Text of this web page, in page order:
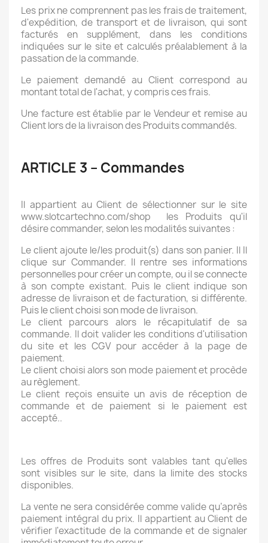
Les prix ne comprennent pas les frais de traitement,
d'expédition, de transport et de livraison, qui sont
facturés en supplément, dans les conditions
indiquées sur le site et calculés préalablement à la
passation de la commande.
Le paiement demandé au Client correspond au
montant total de l'achat, y compris ces frais.
Une facture est établie par le Vendeur et remise au
Client lors de la livraison des Produits commandés.
ARTICLE 3 – Commandes
Il appartient au Client de sélectionner sur le site
www.slotcartechno.com/shop
les Produits qu'il
désire commander, selon les modalités suivantes :
Le client ajoute le/les produit(s) dans son panier. Il Il
clique sur Commander. Il rentre ses informations
personnelles pour créer un compte, ou il se connecte
à son compte existant. Puis le client indique son
adresse de livraison et de facturation, si différente.
Puis le client choisi son mode de livraison.
Le client parcours alors le récapitulatif de sa
commande. Il doit valider les conditions d'utilisation
du site et les CGV pour accéder à la page de
paiement.
Le client choisi alors son mode paiement et procède
au règlement.
Le client reçois ensuite un avis de réception de
commande et de paiement si le paiement est
accepté..
Les offres de Produits sont valables tant qu'elles
sont visibles sur le site, dans la limite des stocks
disponibles.
La vente ne sera considérée comme valide qu’après
paiement intégral du prix. Il appartient au Client de
vérifier l'exactitude de la commande et de signaler